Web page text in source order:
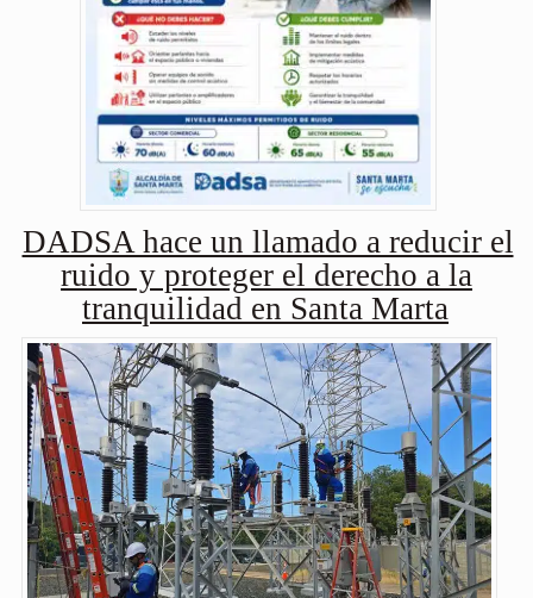
DADSA hace un llamado a reducir el
ruido y proteger el derecho a la
tranquilidad en Santa Marta